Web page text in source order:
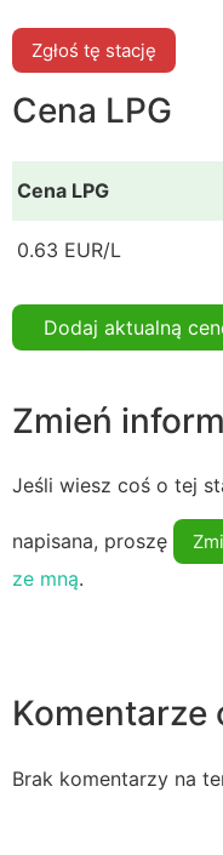
Zgłoś tę stację
Cena LPG
Cena LPG
0.63 EUR/L
Dodaj aktualną
Zmień
Jeśli wiesz coś o tej
napisana, proszę
ze mną.
Komentarze
Brak komentarzy na